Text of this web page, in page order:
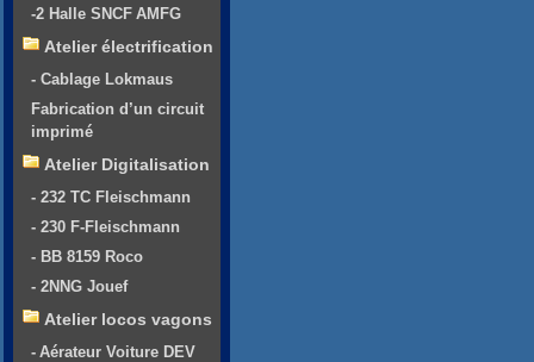
-2 Halle SNCF AMFG
Atelier électrification
- Cablage Lokmaus
Fabrication d’un circuit
imprimé
Atelier Digitalisation
- 232 TC Fleischmann
- 230 F-Fleischmann
- BB 8159 Roco
- 2NNG Jouef
Atelier locos vagons
- Aérateur Voiture DEV